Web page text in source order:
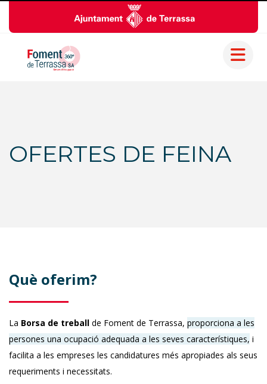
OFERTES DE FEINA
Què oferim?
La Borsa de treball de Foment de Terrassa, proporciona a les
persones una ocupació adequada a les seves característiques, i
facilita a les empreses les candidatures més apropiades als seus
requeriments i necessitats.